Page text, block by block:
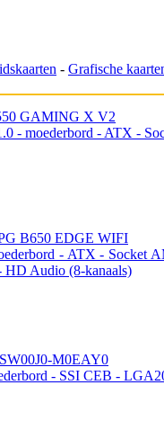
- Grafische
- moederbord - ATX -
- ATX - Socket
HD Audio (8-kanaals)
- SSI CEB -